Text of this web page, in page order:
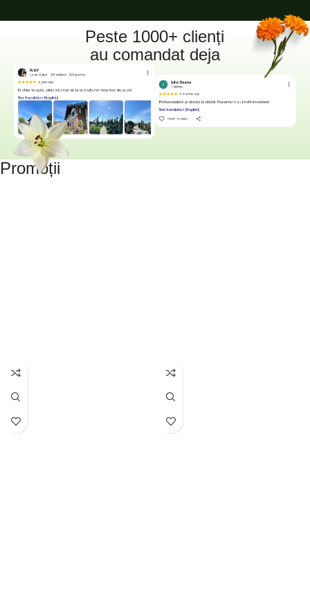
Peste 1000+ clienți
au comandat deja
Promoții